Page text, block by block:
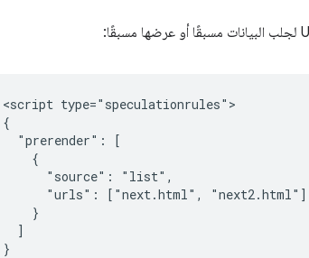
<script type="speculationrules">
{
  "prerender": [
    {
      "source": "list",
      "urls": ["next.html", "next2.html"]
    }
  ]
}